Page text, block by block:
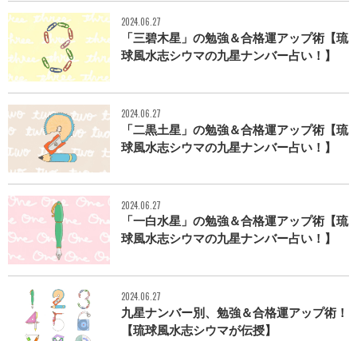
2024.06.27
「三碧木星」の勉強＆合格運アップ術【琉
球風水志シウマの九星ナンバー占い！】
2024.06.27
「二黒土星」の勉強＆合格運アップ術【琉
球風水志シウマの九星ナンバー占い！】
2024.06.27
「一白水星」の勉強＆合格運アップ術【琉
球風水志シウマの九星ナンバー占い！】
2024.06.27
九星ナンバー別、勉強＆合格運アップ術！
【琉球風水志シウマが伝授】